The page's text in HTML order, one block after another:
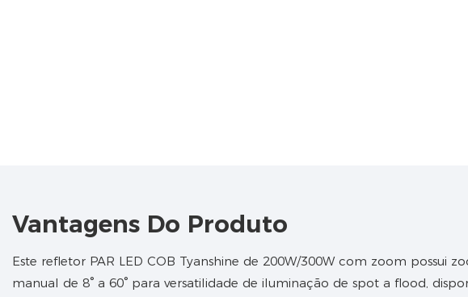
Vantagens Do Produto
Este refletor PAR LED COB Tyanshine de 200W/300W com zoom possui
manual de 8° a 60° para versatilidade de iluminação de spot a flood,